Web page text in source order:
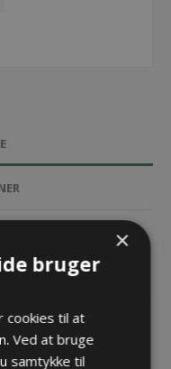
1455.030
×
bruger
cookies til at
Ved at bruge
samtykke til